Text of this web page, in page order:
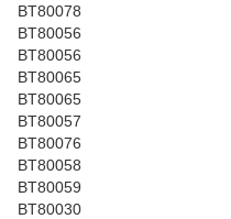
BT80078
BT80056
BT80056
BT80065
BT80065
BT80057
BT80076
BT80058
BT80059
BT80030